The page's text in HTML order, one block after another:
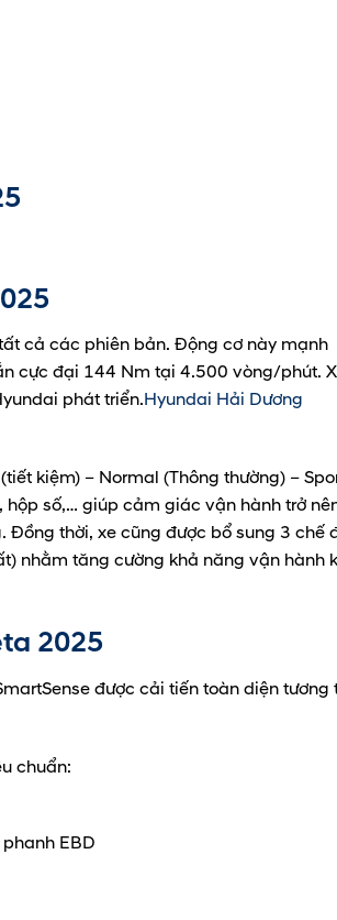
cả các phiên bản. Động cơ này mạnh
cực đại 144 Nm tại 4.500 vòng/phút.
phát triển.Hyundai Hải Dương
kiệm) – Normal (Thông thường) –
hộp số,… giúp cảm giác vận hành trở
thời, xe cũng được bổ sung 3 chế
nhằm tăng cường khả năng vận hành
2025
được cải tiến toàn diện tương
chuẩn:
EBD